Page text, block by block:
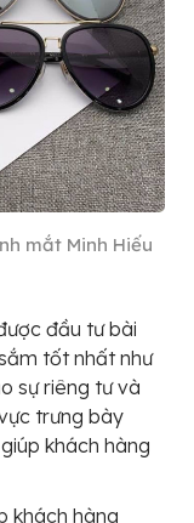
mắt Minh Hiếu
đầu tư bài
tốt nhất như
sự riêng tư và
trưng bày
khách hàng
khách hàng